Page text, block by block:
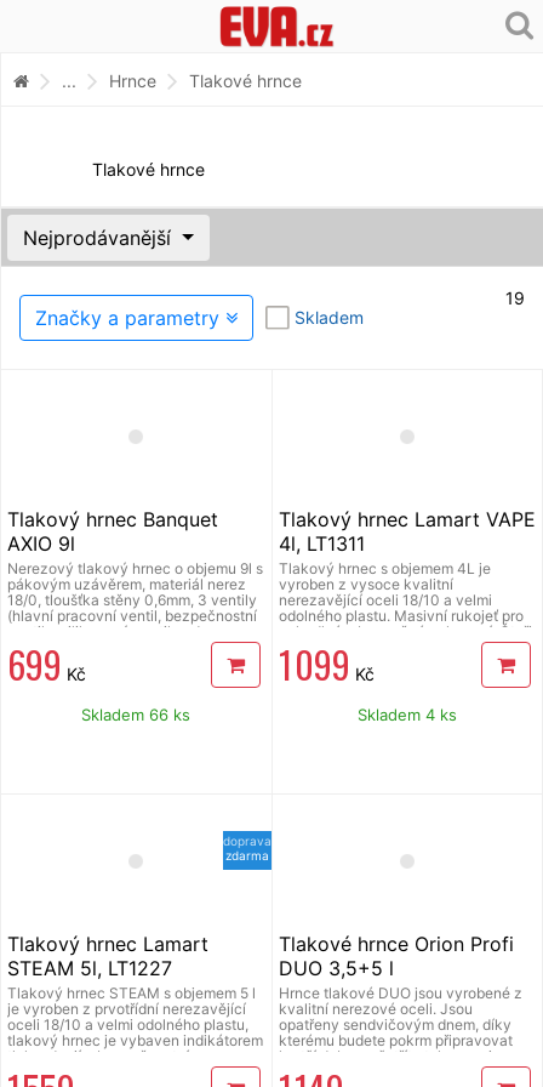
... Hrnce Tlakové hrnce
Tlakové hrnce
Nejprodávanější
19
Značky a parametry Skladem
Tlakový hrnec Banquet
AXIO 9l
Nerezový tlakový hrnec o objemu 9l s
pákovým uzávěrem, materiál nerez
18/0, tloušťka stěny 0,6mm, 3 ventily
(hlavní pracovní ventil, bezpečnostní
ventil a silikonový ventil pod
přítlačnou sponou pro úplně
bezpečné použití), sendvičové dno,
vhodný pro všechny typy ohřevu
699 Kč
Skladem 66 ks
Tlakový hrnec Lamart VAPE
4l, LT1311
Tlakový hrnec s objemem 4L je
vyroben z vysoce kvalitní
nerezavějící oceli 18/10 a velmi
odolného plastu. Masivní rukojeť pro
pohodlné a bezpečné uchopení. Čtyři
pojistky, indikátor tlaku a dvojí
bezpečnostní ventil zajišťují
maximální bezpečnost při vaření.
rovnoměrné rozložení tepla, což
zkracuje dobu vaření a šetří energii.
1 099 Kč
Skladem 4 ks
doprava
zdarma
Tlakový hrnec Lamart
STEAM 5l, LT1227
Tlakový hrnec STEAM s objemem 5 l
je vyroben z prvotřídní nerezavějící
oceli 18/10 a velmi odolného plastu,
tlakový hrnec je vybaven indikátorem
tlaku, dvojím bezpečnostním
ventilem, bezpečnostním okénkem a
Tlakové hrnce Orion Profi
DUO 3,5+5 l
Hrnce tlakové DUO jsou vyrobené z
kvalitní nerezové oceli. Jsou
opatřeny sendvičovým dnem, díky
kterému budete pokrm připravovat
kratší dobu a ušetříte tak energie,
tlaková poklice s 2 bezpečnostními